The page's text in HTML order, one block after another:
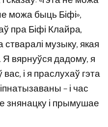
можа быць Біфі»,
пра Біфі Клайра,
музыку, якая
Я вярнуўся дадому, я
і я праслухаў гэта
– і час
знянацку і ​​прымушае